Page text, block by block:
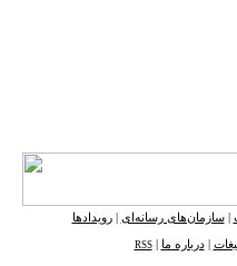
سازمان‌های رسانه‌ای |رویدادها
|درباره ما |
RSS